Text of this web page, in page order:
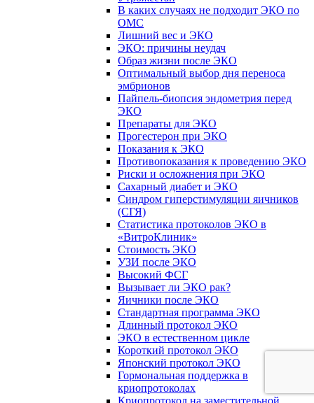
В каких случаях не подходит ЭКО по
ОМС
Лишний вес и ЭКО
ЭКО: причины неудач
Образ жизни после ЭКО
Оптимальный выбор дня переноса
эмбрионов
Пайпель-биопсия эндометрия перед
ЭКО
Препараты для ЭКО
Прогестерон при ЭКО
Показания к ЭКО
Противопоказания к проведению ЭКО
Риски и осложнения при ЭКО
Сахарный диабет и ЭКО
Синдром гиперстимуляции яичников
(СГЯ)
Статистика протоколов ЭКО в
«ВитроКлиник»
Стоимость ЭКО
УЗИ после ЭКО
Высокий ФСГ
Вызывает ли ЭКО рак?
Яичники после ЭКО
Стандартная программа ЭКО
Длинный протокол ЭКО
ЭКО в естественном цикле
Короткий протокол ЭКО
Японский протокол ЭКО
Гормональная поддержка в
криопротоколах
Криопротокол на заместительной